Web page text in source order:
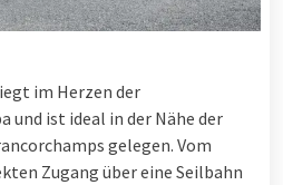
im Herzen der
und ist ideal in der Nähe der
gelegen. Vom
Zugang über eine Seilbahn